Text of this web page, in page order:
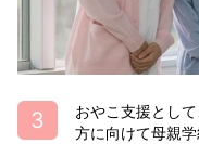
おやこ支援とし
方に向けて母親